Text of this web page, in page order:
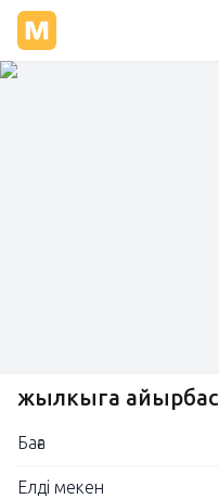
жылкыга айырбас
Баға
Елді мекен